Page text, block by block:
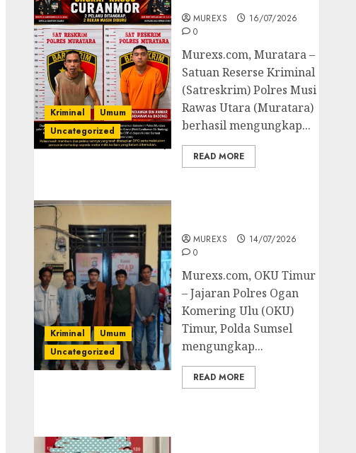
Kriminal
Umum
Uncategorized
MUREXS
16/07/2026
0
Murexs.com, Muratara –
Satuan Reserse Kriminal
(Satreskrim) Polres Musi
Rawas Utara (Muratara)
berhasil mengungkap...
READ MORE
Kriminal
Umum
Uncategorized
MUREXS
14/07/2026
0
Murexs.com, OKU Timur
– Jajaran Polres Ogan
Komering Ulu (OKU)
Timur, Polda Sumsel
mengungkap...
READ MORE